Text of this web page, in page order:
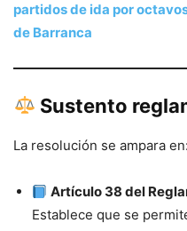
partidos de ida por
de Barranca
Sustento
La resolución se ampara en:
Artículo 38 del
Establece que se